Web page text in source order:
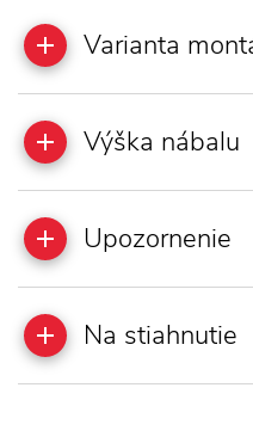
Varianta
Výška nábalu
Upozornenie
Na stiahnutie